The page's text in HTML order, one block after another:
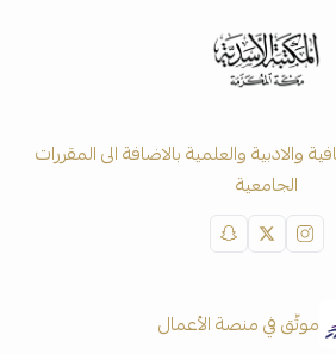
والادبية والعلمية بالاضافة الى المقررات
الجامعية
موثّق في منصة الأعمال